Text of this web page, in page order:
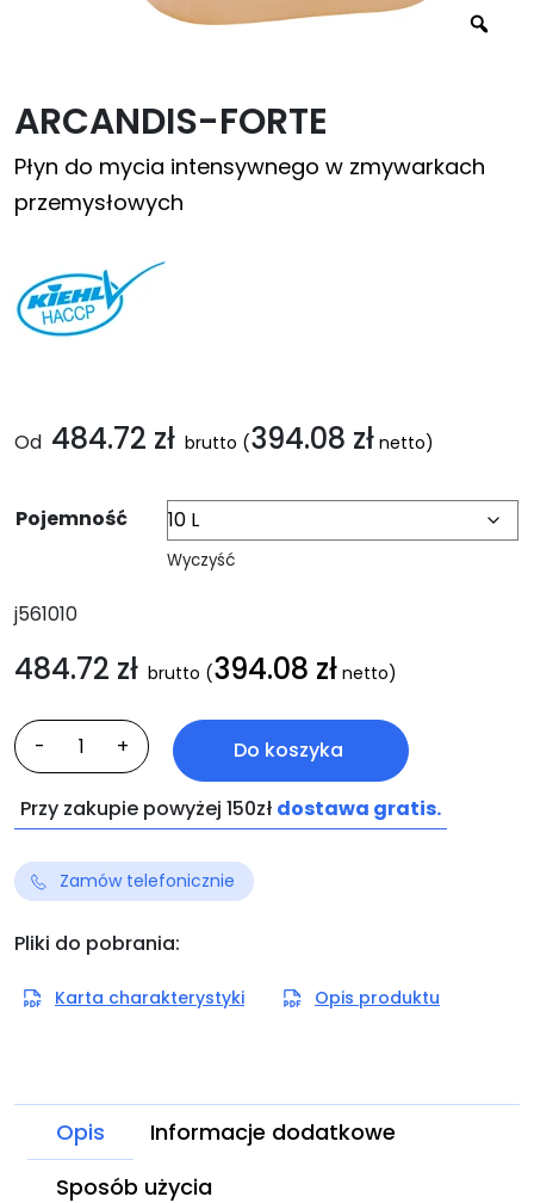
ARCANDIS-FORTE
Płyn do mycia intensywnego w zmywarkach
przemysłowych
Od 484.72 zł brutto (394.08 zł netto)
Pojemność
Wyczyść
j561010
484.72 zł brutto (394.08 zł netto)
-
ilość
ARCANDIS-
Forte
+ Do koszyka
Przy zakupie powyżej 150zł dostawa gratis.
Zamów telefonicznie
Pliki do pobrania:
Karta charakterystyki Opis produktu
Opis
Informacje dodatkowe
Sposób użycia